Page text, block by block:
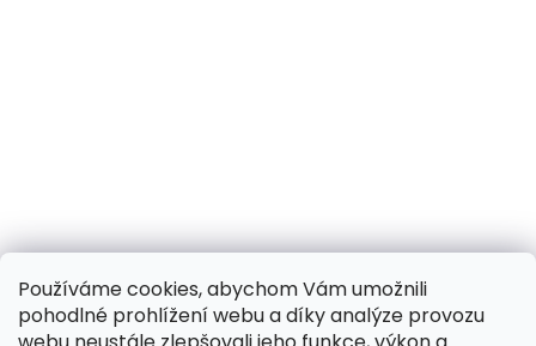
Používáme cookies, abychom Vám umožnili
pohodlné prohlížení webu a díky analýze provozu